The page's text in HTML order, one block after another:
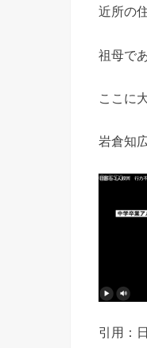
近所の
祖母で
ここに
岩倉知
引用：